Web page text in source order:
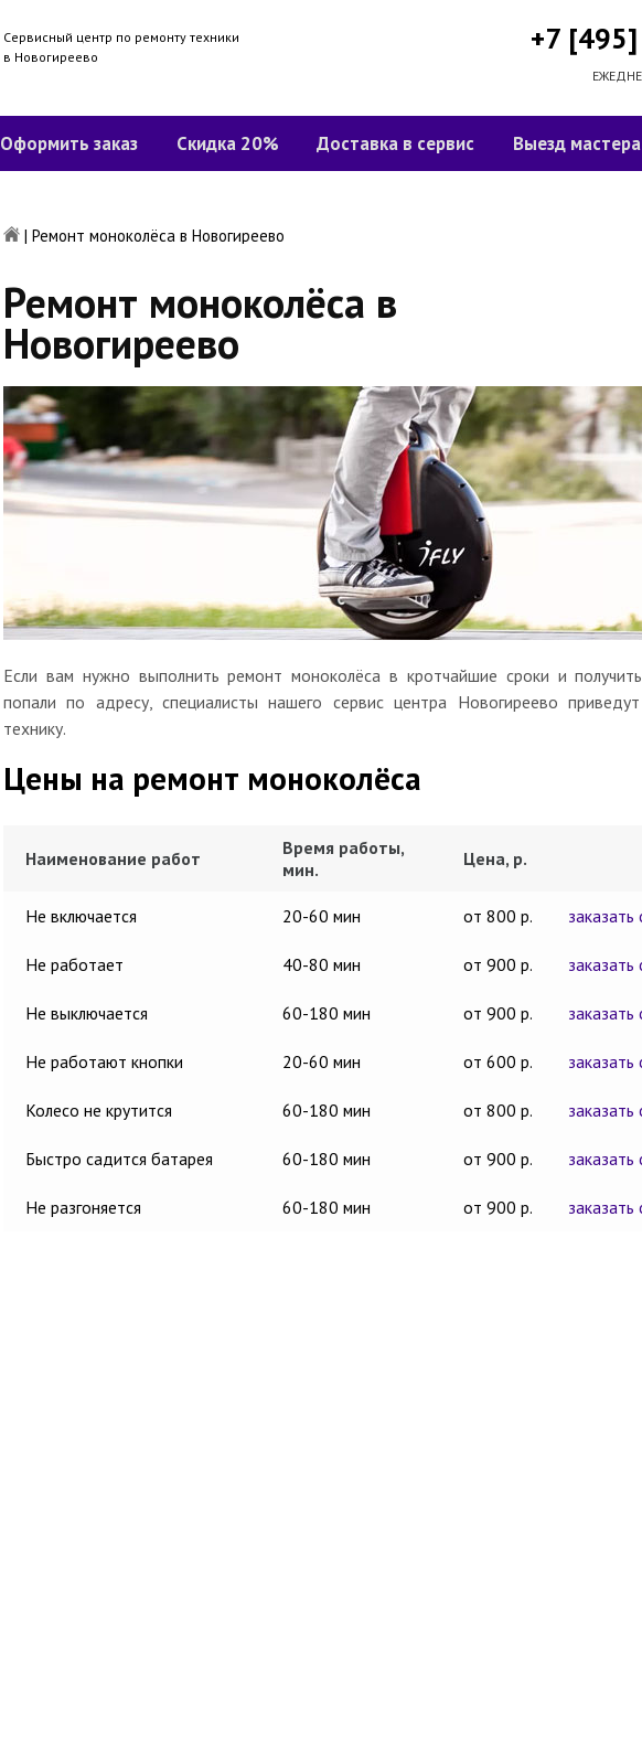
Сервисный центр по ремонту техники
в Новогиреево
+7
Оформить заказ Скидка 20% Доставка в сервис Выезд мастера
| Ремонт моноколёса в Новогиреево
Ремонт моноколёса в
Новогиреево
Если вам нужно выполнить ремонт моноколёса в кротчайшие сроки и
попали по адресу, специалисты нашего сервис центра Новогиреево
технику.
Цены на ремонт моноколёса
Наименование работ
Время работы,
мин.
Цена, р.
Не включается 20-60 мин от 800 р. заказать
Не работает 40-80 мин от 900 р. заказать
Не выключается 60-180 мин от 900 р. заказать
Не работают кнопки 20-60 мин от 600 р. заказать
Колесо не крутится 60-180 мин от 800 р. заказать
Быстро садится батарея 60-180 мин от 900 р. заказать
Не разгоняется 60-180 мин от 900 р. заказать